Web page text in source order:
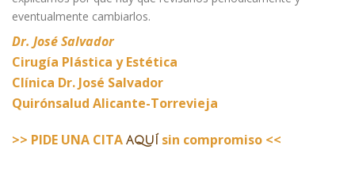
Dr. José Salvador
Cirugía Plástica y Estética
Clínica Dr. José Salvador
Quirónsalud Alicante-Torrevieja
>> PIDE UNA CITA aquísin compromiso <<